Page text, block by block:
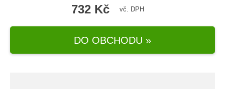
732 Kč vč. DPH
DO OBCHODU »